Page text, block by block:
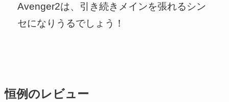
Avenger2は、引き続きメインを張れるシン
セになりうるでしょう！
恒例のレビュー